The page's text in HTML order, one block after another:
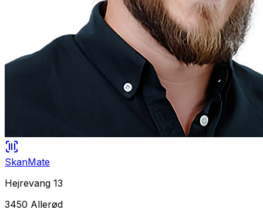
SkanMate
Hejrevang 13
3450 Allerød